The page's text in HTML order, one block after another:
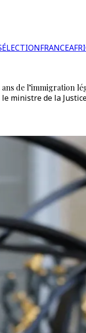
FRANCE
de l’immigration
ministre de la